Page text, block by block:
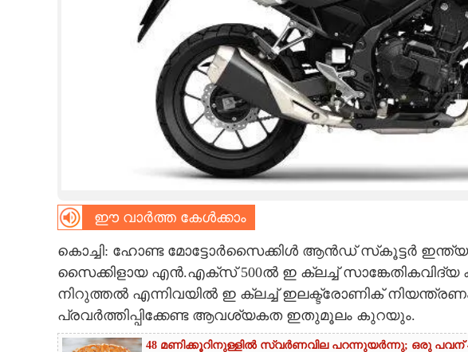
CARTOONS
LITERATURE
ഈ വാർത്ത കേൾക്കാം
കൊച്ചി: ഹോണ്ട മോട്ടോർസൈക്കിൾ ആൻഡ് സ്‌കൂട്ടർ ഇന്ത്യ
സൈക്കിളായ എൻ.എക്‌സ് 500ൽ ഇ ക്ലച്ച് സാങ്കേതികവിദ്യ
നിറുത്തൽ എന്നിവയിൽ ഇ ക്ലച്ച് ഇലക്ട്രോണിക്
പ്രവർത്തിപ്പിക്കേണ്ട ആവശ്യകത ഇതുമൂലം കുറയും.
48 മണിക്കൂറിനുള്ളിൽ സ്വർണവില പറന്നുയർന്നു; ഒരു